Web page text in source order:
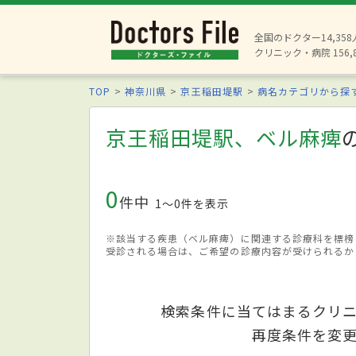
全国のドクター14,358
クリニック・病院
TOP 神奈川県 京王稲田堤駅 病名カテゴリから探
京王稲田堤駅、ベル麻痺
0件中 1〜0件を表示
※該当する疾患（ベル麻痺）に関連する診療科を標
受診される場合は、ご希望の診療内容が受けられる
検索条件に当てはまるクリ
再度条件を変